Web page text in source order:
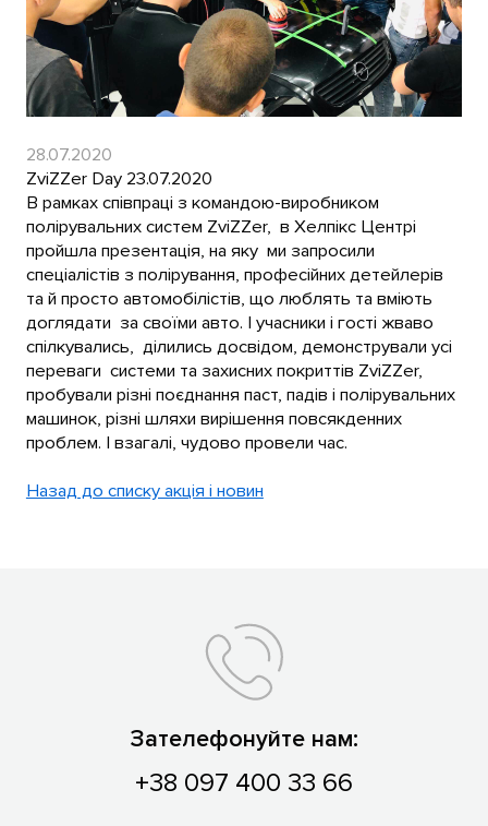
28.07.2020
ZviZZer Day 23.07.2020
В рамках співпраці з командою-виробником
полірувальних систем ZviZZer, в Хелпікс Центрі
пройшла презентація, на яку ми запросили
спеціалістів з полірування, професійних детейлерів
та й просто автомобілістів, що люблять та вміють
доглядати за своїми авто. І учасники і гості жваво
спілкувались, ділились досвідом, демонстрували усі
переваги системи та захисних покриттів ZviZZer,
пробували різні поєднання паст, падів і полірувальних
машинок, різні шляхи вирішення повсякденних
проблем. І взагалі, чудово провели час.
Назад до списку акція і новин
Зателефонуйте нам:
+38 097 400 33 66